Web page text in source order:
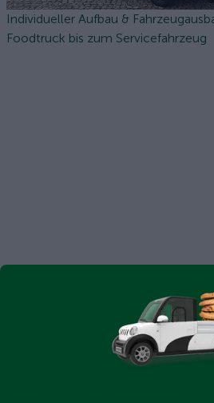
Individueller Aufbau &
Foodtruck bis zum Servicefahrzeug